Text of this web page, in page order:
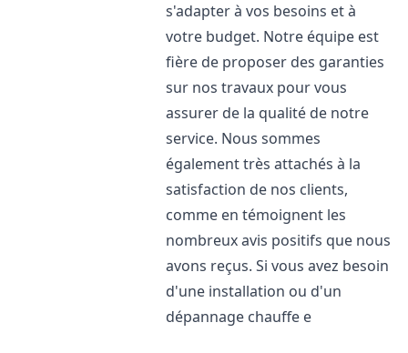
s'adapter à vos besoins et à
votre budget. Notre équipe est
fière de proposer des garanties
sur nos travaux pour vous
assurer de la qualité de notre
service. Nous sommes
également très attachés à la
satisfaction de nos clients,
comme en témoignent les
nombreux avis positifs que nous
avons reçus. Si vous avez besoin
d'une installation ou d'un
dépannage chauffe e